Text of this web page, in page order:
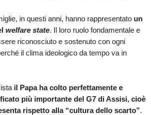
in questi anni, hanno rappresentato un
welfare state. Il loro ruolo fondamentale e
riconosciuto e sostenuto con ogni
il clima ideologico da tempo va in
il Papa ha colto perfettamente e
più importante del G7 di Assisi, cioè
rispetto alla “cultura dello scarto”.